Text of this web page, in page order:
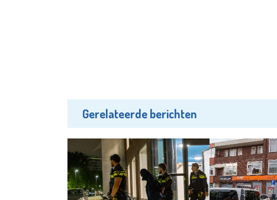
Gerelateerde berichten